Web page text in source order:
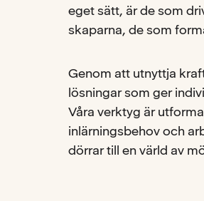
eget sätt, är de som
skaparna, de som
Genom att utnyttja
lösningar som ger
Våra verktyg är
inlärningsbehov och
dörrar till en värld av